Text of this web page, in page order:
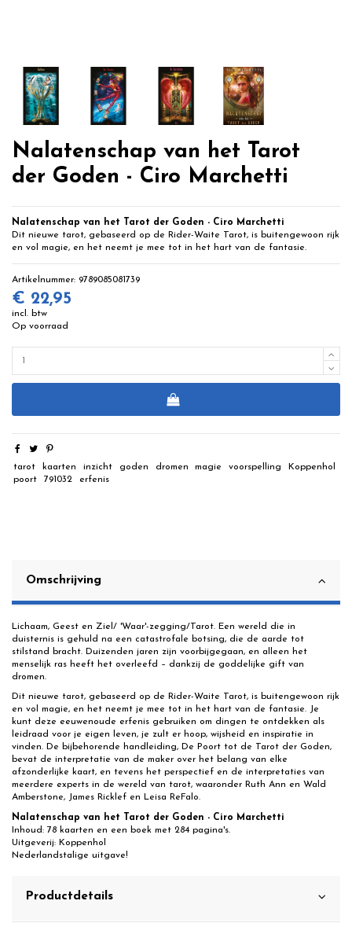
Nalatenschap van het Tarot
der Goden - Ciro Marchetti
Nalatenschap van het Tarot der Goden - Ciro Marchetti
Dit nieuwe tarot, gebaseerd op de Rider-Waite Tarot, is buitengewoon rijk
en vol magie, en het neemt je mee tot in het hart van de fantasie.
Artikelnummer: 9789085081739
€ 22,95
incl. btw
Op voorraad
tarot kaarten inzicht goden dromen magie voorspelling
Koppenhol
poort
791032 erfenis
Omschrijving
Lichaam, Geest en Ziel/ 'Waar'-zegging/Tarot. Een wereld die in
duisternis is gehuld na een catastrofale botsing, die de aarde tot
stilstand bracht. Duizenden jaren zijn voorbijgegaan, en alleen het
menselijk ras heeft het overleefd – dankzij de goddelijke gift van
dromen.
Dit nieuwe tarot, gebaseerd op de Rider-Waite Tarot, is buitengewoon rijk
en vol magie, en het neemt je mee tot in het hart van de fantasie. Je
kunt deze eeuwenoude erfenis gebruiken om dingen te ontdekken als
leidraad voor je eigen leven, je zult er hoop, wijsheid en inspiratie in
vinden. De bijbehorende handleiding, De Poort tot de Tarot der Goden,
bevat de interpretatie van de maker over het belang van elke
afzonderlijke kaart, en tevens het perspectief en de interpretaties van
meerdere experts in de wereld van tarot, waaronder Ruth Ann en Wald
Amberstone, James Ricklef en Leisa ReFalo.
Nalatenschap van het Tarot der Goden - Ciro Marchetti
Inhoud: 78 kaarten en een boek met 284 pagina's.
Uitgeverij: Koppenhol
Nederlandstalige uitgave!
Productdetails